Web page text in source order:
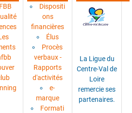
Dispositi
ons
financières
Élus
Procès
verbaux -
Rapports
d'activités
e-
marque
Formati
La Ligue du
Centre-Val de
Loire
remercie ses
partenaires.